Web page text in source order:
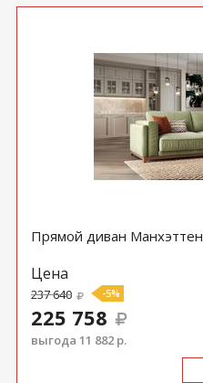
Прямой диван Манхэттен
Цена
237 640 -5%
225 758
выгода 11 882 р.